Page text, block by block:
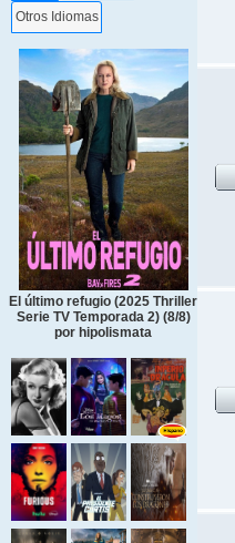
Otros Idiomas
El último refugio (2025 Thriller
Serie TV Temporada 2) (8/8)
por hipolismata